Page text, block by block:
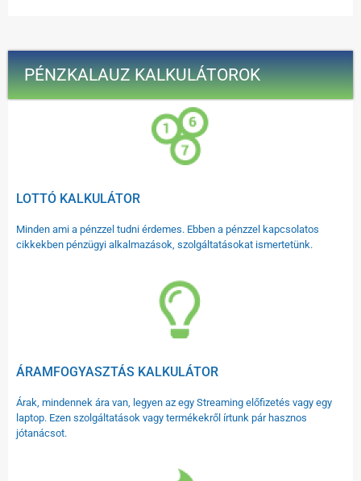
PÉNZKALAUZ KALKULÁTOROK
LOTTÓ KALKULÁTOR
Minden ami a pénzzel tudni érdemes. Ebben a pénzzel kapcsolatos
cikkekben pénzügyi alkalmazások, szolgáltatásokat ismertetünk.
ÁRAMFOGYASZTÁS KALKULÁTOR
Árak, mindennek ára van, legyen az egy Streaming előfizetés vagy egy
laptop. Ezen szolgáltatások vagy termékekről írtunk pár hasznos
jótanácsot.